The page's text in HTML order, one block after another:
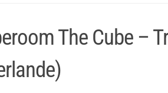
The Cube –